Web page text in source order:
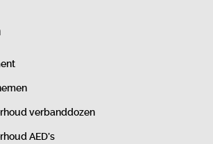
verbanddozen
AED’s